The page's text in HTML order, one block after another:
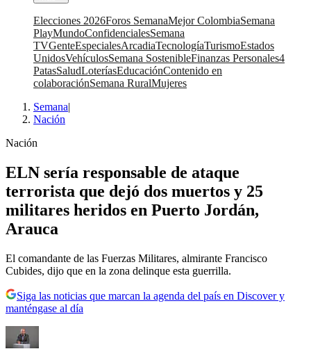
Elecciones 2026Foros SemanaMejor ColombiaSemana
PlayMundoConfidencialesSemana
TVGenteEspecialesArcadiaTecnologíaTurismoEstados
UnidosVehículosSemana SostenibleFinanzas Personales4
PatasSaludLoteríasEducaciónContenido en
colaboraciónSemana RuralMujeres
Semana|
Nación
Nación
ELN sería responsable de ataque
terrorista que dejó dos muertos y 25
militares heridos en Puerto Jordán,
Arauca
El comandante de las Fuerzas Militares, almirante Francisco
Cubides, dijo que en la zona delinque esta guerrilla.
Siga las noticias que marcan la agenda del país en Discover y
manténgase al día